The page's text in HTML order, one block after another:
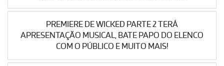
PREMIERE DE WICKED PARTE 2 TERÁ
APRESENTAÇÃO MUSICAL, BATE PAPO DO ELENCO
COM O PÚBLICO E MUITO MAIS!